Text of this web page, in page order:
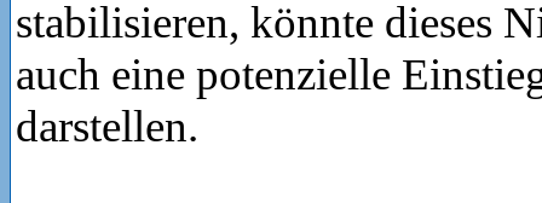
stabilisieren, könnte dieses
auch eine potenzielle
darstellen.